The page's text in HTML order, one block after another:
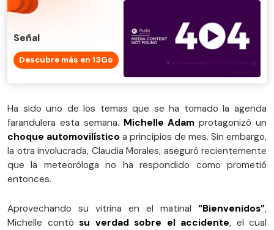
Señal
Descubre más en 13Go
Ha sido uno de los temas que se ha tomado la agenda
farandulera esta semana. Michelle Adam protagonizó un
choque automovilístico a principios de mes. Sin embargo,
la otra involucrada, Claudia Morales, aseguró recientemente
que la meteoróloga no ha respondido como prometió
entonces.
Aprovechando su vitrina en el matinal “Bienvenidos”,
Michelle contó su verdad sobre el accidente, el cual